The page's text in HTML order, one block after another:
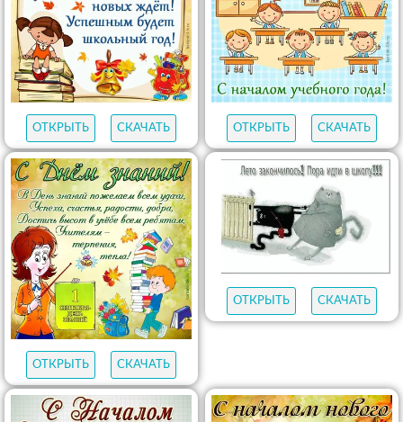
ОТКРЫТЬ СКАЧАТЬ ОТКРЫТЬ СКАЧАТЬ
ОТКРЫТЬ СКАЧАТЬ
ОТКРЫТЬ СКАЧАТЬ